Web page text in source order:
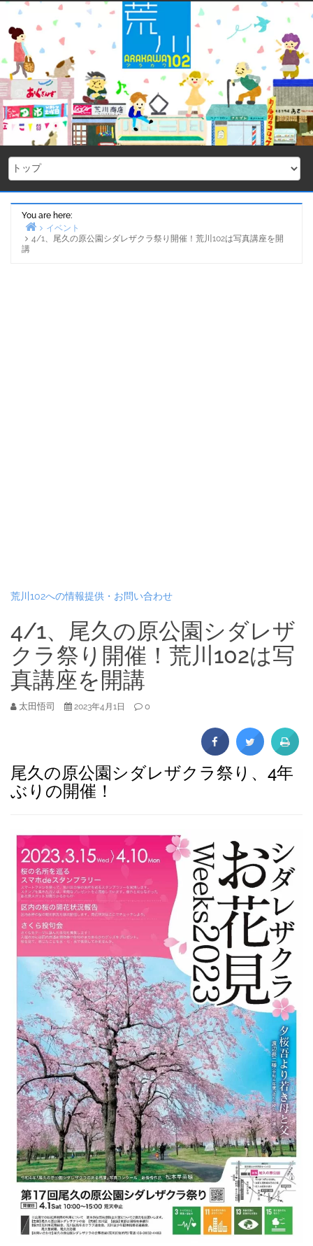
Skip
content
You are here:
Home
イベント
4/1、尾久の原公園シダレザクラ祭り開催！荒川102は写真講座を開
講
荒川102への情報提供・お問い合わせ
4/1、尾久の原公園シダレザ
クラ祭り開催！荒川102は写
真講座を開講
太田悟司 2023年4月1日 0
尾久の原公園シダレザクラ祭り、4年
ぶりの開催！